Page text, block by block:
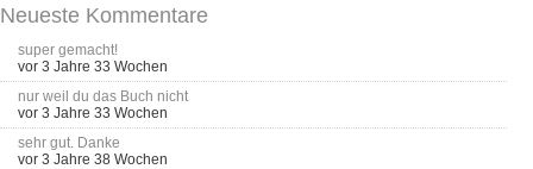
Neueste Kommentare
super gemacht!
vor 3 Jahre 33 Wochen
nur weil du das Buch nicht
vor 3 Jahre 33 Wochen
sehr gut. Danke
vor 3 Jahre 38 Wochen